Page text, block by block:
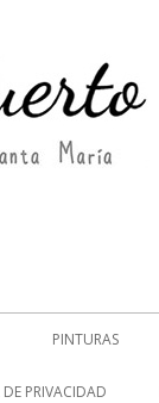
PINTURAS
PRIVACIDAD